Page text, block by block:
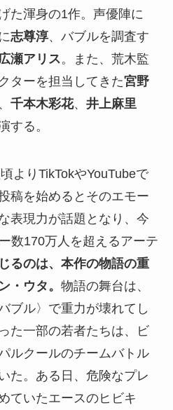
た渾身の1作。声優陣に
志尊淳、バブルを調査す
広瀬アリス。また、荒木監
ターを担当してきた宮野
千本木彩花、 井上麻里
する。
よりTikTokやYouTubeで
稿を始めるとそのエモー
表現力が話題となり、今
数170万人を超えるアーテ
るのは、本作の物語の重
・ウタ。 物語の舞台は、
ブル〉で重力が壊れてし
た一部の若者たちは、ビ
ルクールのチームバトル
た。ある日、危険なプレ
ていたエースのヒビキ